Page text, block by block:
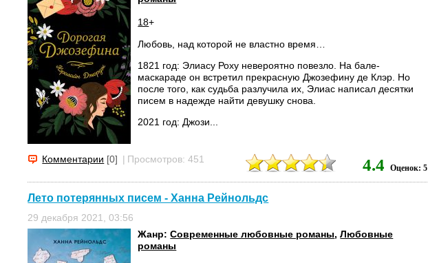
18+
Любовь, над которой не властно время…
1821 год: Элиасу Роху невероятно повезло. На бале-
маскараде он встретил прекрасную Джозефину де Клэр. Но
после того, как судьба разлучила их, Элиас написал десятки
писем в надежде найти девушку снова.
2021 год: Джози...
Комментарии [0] | Просмотров: 451 4.4 Оценок: 5
Лето потерянных писем - Ханна Рейнольдс
29 декабря 2021, 03:56
Жанр:Современные любовные романы,Любовные
романы